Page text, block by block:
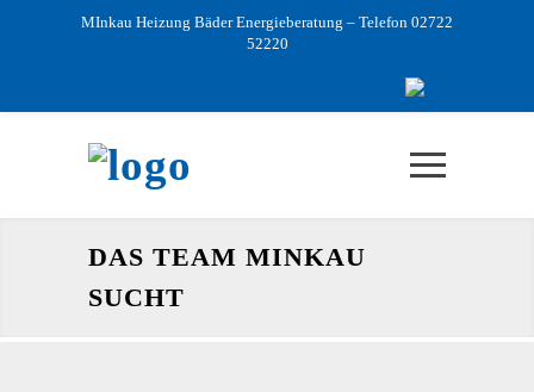
DAS TEAM MINKAU
SUCHT
MInkau Heizung Bäder Energieberatung – Telefon 02722
52220